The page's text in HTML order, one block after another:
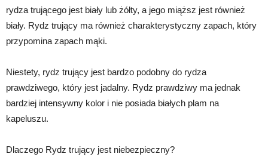
rydza trującego jest biały lub żółty, a jego miąższ jest również
biały. Rydz trujący ma również charakterystyczny zapach, który
przypomina zapach mąki.
Niestety, rydz trujący jest bardzo podobny do rydza
prawdziwego, który jest jadalny. Rydz prawdziwy ma jednak
bardziej intensywny kolor i nie posiada białych plam na
kapeluszu.
Dlaczego Rydz trujący jest niebezpieczny?